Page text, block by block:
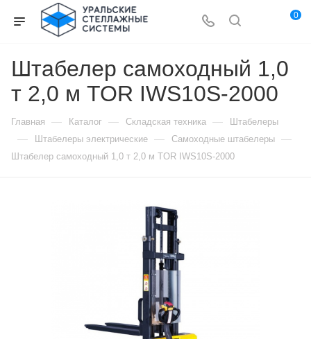
0
Штабелер самоходный 1,0
т 2,0 м TOR IWS10S-2000
Главная — Каталог — Складская техника — Штабелеры
— Штабелеры электрические — Самоходные штабелеры —
Штабелер самоходный 1,0 т 2,0 м TOR IWS10S-2000